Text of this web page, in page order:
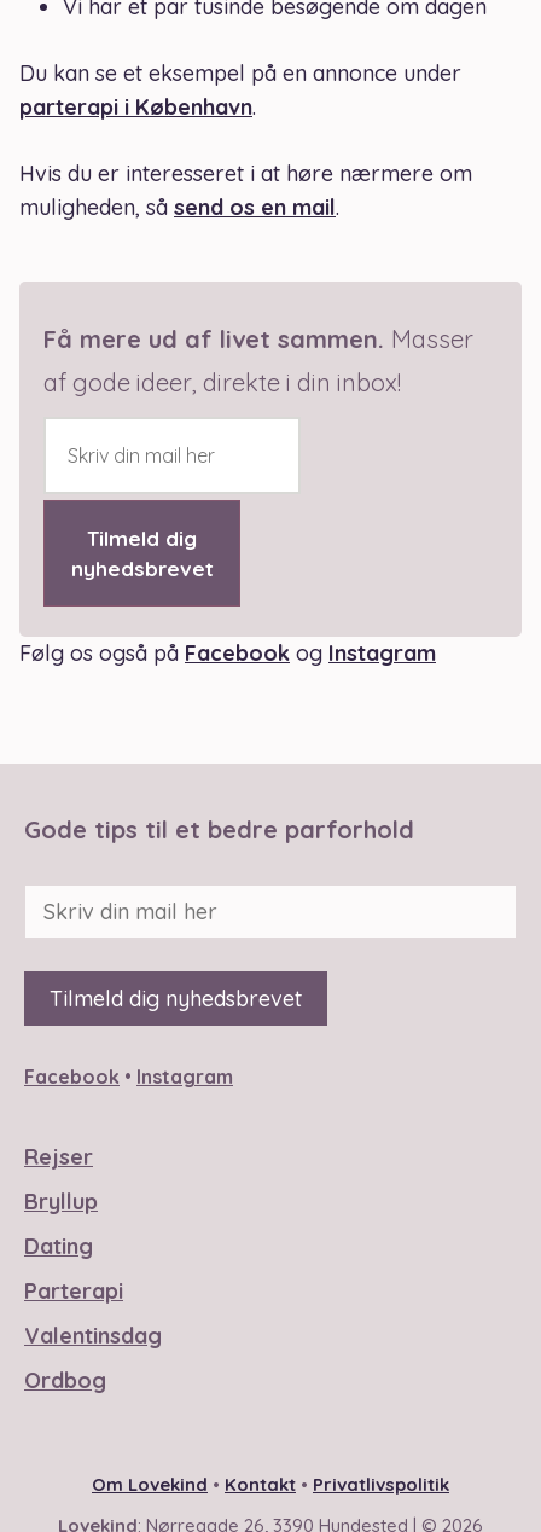
Vi har et par tusinde besøgende om dagen
Du kan se et eksempel på en annonce under
parterapi i København.
Hvis du er interesseret i at høre nærmere om
muligheden, så send os en mail.
Få mere ud af livet sammen. Masser
af gode ideer, direkte i din inbox!
Tilmeld dig
nyhedsbrevet
Følg os også på Facebook og Instagram
Gode tips til et bedre parforhold
Facebook • Instagram
Rejser
Bryllup
Dating
Parterapi
Valentinsdag
Ordbog
Om Lovekind • Kontakt • Privatlivspolitik
Lovekind: Nørregade 26, 3390 Hundested | © 2026